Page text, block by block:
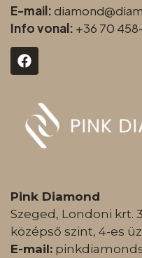
E-mail:
Info vonal: +36 70
Pink Diamond
Szeged, Londoni krt.
középső szint, 4-es
E-mail: